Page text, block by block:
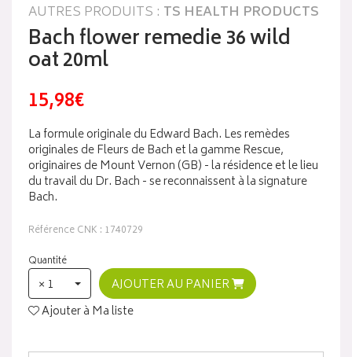
AUTRES PRODUITS : TS HEALTH PRODUCTS
Bach flower remedie 36 wild
oat 20ml
15,98€
La formule originale du Edward Bach. Les remèdes
originales de Fleurs de Bach et la gamme Rescue,
originaires de Mount Vernon (GB) - la résidence et le lieu
du travail du Dr. Bach - se reconnaissent à la signature
Bach.
Référence CNK : 1740729
Quantité
× 1
AJOUTER AU PANIER
Ajouter à Ma liste